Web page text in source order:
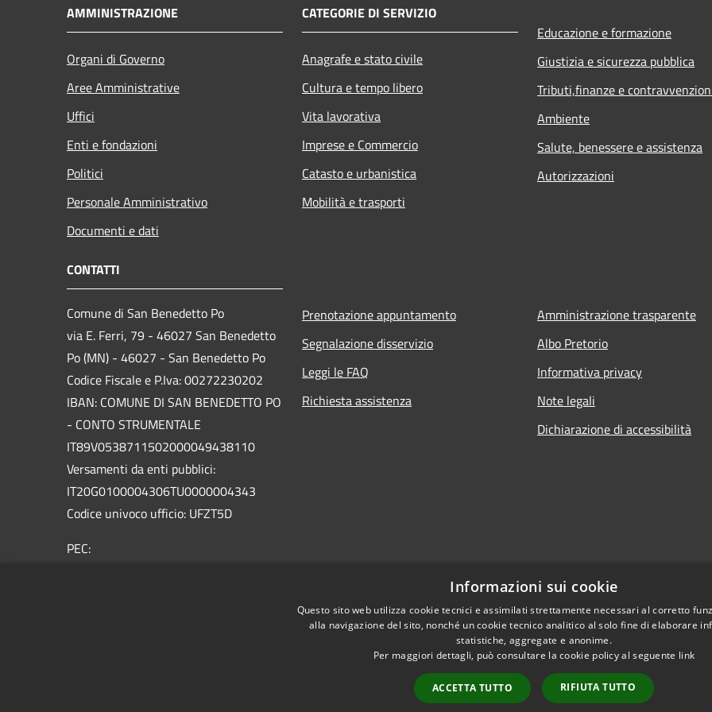
AMMINISTRAZIONE
Organi di Governo
Aree Amministrative
Uffici
Enti e fondazioni
Politici
Personale Amministrativo
Documenti e dati
CATEGORIE DI SERVIZIO
Anagrafe e stato civile
Cultura e tempo libero
Vita lavorativa
Imprese e Commercio
Catasto e urbanistica
Mobilità e trasporti
Educazione e formazione
Giustizia e sicurezza pubblica
Tributi,finanze e
Ambiente
Salute, benessere e assistenza
Autorizzazioni
CONTATTI
Comune di San Benedetto Po
via E. Ferri, 79 - 46027 San Benedetto
Po (MN) - 46027 - San Benedetto Po
Codice Fiscale e P.Iva: 00272230202
IBAN: COMUNE DI SAN BENEDETTO PO
- CONTO STRUMENTALE
IT89V0538711502000049438110
Versamenti da enti pubblici:
IT20G0100004306TU0000004343
Codice univoco ufficio: UFZT5D
PEC:
Prenotazione appuntamento
Segnalazione disservizio
Leggi le FAQ
Richiesta assistenza
Amministrazione trasparente
Albo Pretorio
Informativa privacy
Note legali
Dichiarazione di accessibilità
Copyright © 2021 •
Informazioni sui cookie
Questo sito web utilizza cookie tecnici e assimilati strettamente necessari al corretto
alla navigazione del sito, nonché un cookie tecnico analitico al solo fine di elaborare
statistiche, aggregate e anonime.
Per maggiori dettagli, può consultare la cookie policy al seguente link
ACCETTA TUTTO RIFIUTA TUTTO